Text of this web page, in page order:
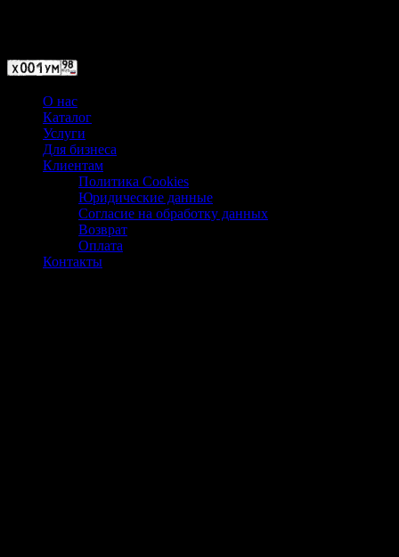
О нас
Каталог
Услуги
Для бизнеса
Клиентам
Политика Cookies
Юридические данные
Согласие на обработку данных
Возврат
Оплата
Контакты